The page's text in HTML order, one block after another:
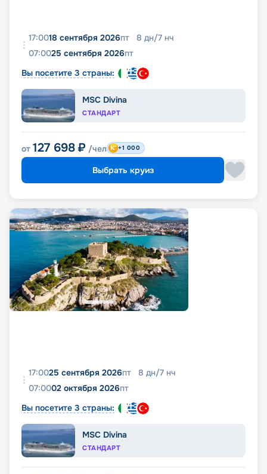
17:0018 сентября 2026пт 8 дн/7 нч
07:0025 сентября 2026пт
Вы посетите 3 страны:
MSC Divina
СТАНДАРТ
от 127 698 ₽ /чел +1 000
Выбрать круиз
17:0025 сентября 2026пт 8 дн/7 нч
07:0002 октября 2026пт
Вы посетите 3 страны:
MSC Divina
СТАНДАРТ